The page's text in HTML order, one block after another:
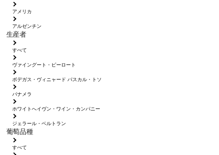
アメリカ
アルゼンチン
生産者
すべて
ヴァイングート・ピーロート
ボデガス・ヴィニャード パスカル・トソ
パナメラ
ホワイトへイヴン・ワイン・カンパニー
ジェラール・ベルトラン
葡萄品種
すべて